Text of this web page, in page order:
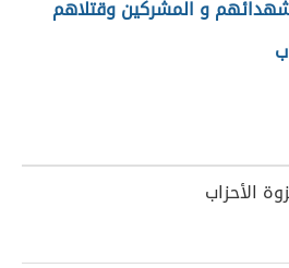
و المشركين وقتلاهم